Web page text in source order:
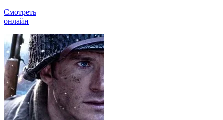
Смотреть
онлайн